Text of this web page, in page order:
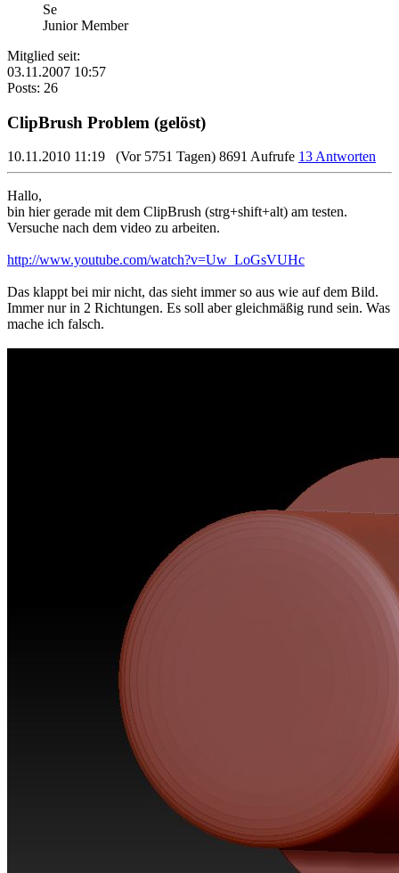
Se
Junior Member
Mitglied seit:
03.11.2007 10:57
Posts: 26
ClipBrush Problem (gelöst)
10.11.2010 11:19 (Vor 5751 Tagen) 8691 Aufrufe 13 Antworten
Hallo,
bin hier gerade mit dem ClipBrush (strg+shift+alt) am testen.
Versuche nach dem video zu arbeiten.
http://www.youtube.com/watch?v=Uw_LoGsVUHc
Das klappt bei mir nicht, das sieht immer so aus wie auf dem Bild.
Immer nur in 2 Richtungen. Es soll aber gleichmäßig rund sein. Was
mache ich falsch.